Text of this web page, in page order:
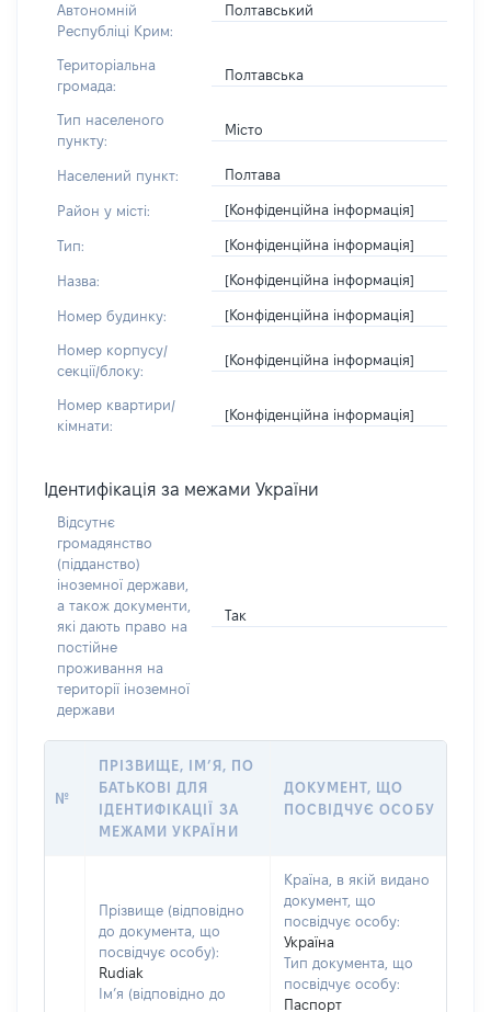
Автономній
Республіці Крим:
Полтавський
Територіальна
громада:
Полтавська
Тип населеного
пункту:
Місто
Населений пункт: Полтава
Район у місті: [Конфіденційна інформація]
Тип: [Конфіденційна інформація]
Назва: [Конфіденційна інформація]
Номер будинку: [Конфіденційна інформація]
Номер корпусу/
секції/блоку:
[Конфіденційна інформація]
Номер квартири/
кімнати:
[Конфіденційна інформація]
Ідентифікація за межами України
Відсутнє
громадянство
(підданство)
іноземної держави,
а також документи,
які дають право на
постійне
проживання на
території іноземної
держави
Так
№
ПРІЗВИЩЕ, ІМ’Я, ПО
БАТЬКОВІ ДЛЯ
ІДЕНТИФІКАЦІЇ ЗА
МЕЖАМИ УКРАЇНИ
ДОКУМЕНТ, ЩО
ПОСВІДЧУЄ ОСОБУ
Прізвище (відповідно
до документа, що
посвідчує особу):
Rudiak
Ім’я (відповідно до
Країна, в якій видано
документ, що
посвідчує особу:
Україна
Тип документа, що
посвідчує особу:
Паспорт